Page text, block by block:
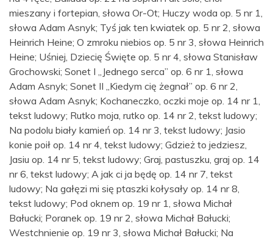
mieszany i fortepian, słowa Or-Ot; Huczy woda op. 5 nr 1,
słowa Adam Asnyk; Tyś jak ten kwiatek op. 5 nr 2, słowa
Heinrich Heine; O zmroku niebios op. 5 nr 3, słowa Heinrich
Heine; Uśniej, Dziecię Święte op. 5 nr 4, słowa Stanisław
Grochowski; Sonet I „Jednego serca” op. 6 nr 1, słowa
Adam Asnyk; Sonet II „Kiedym cię żegnał” op. 6 nr 2,
słowa Adam Asnyk; Kochaneczko, oczki moje op. 14 nr 1,
tekst ludowy; Rutko moja, rutko op. 14 nr 2, tekst ludowy;
Na podolu biały kamień op. 14 nr 3, tekst ludowy; Jasio
konie poił op. 14 nr 4, tekst ludowy; Gdzież to jedziesz,
Jasiu op. 14 nr 5, tekst ludowy; Graj, pastuszku, graj op. 14
nr 6, tekst ludowy; A jak ci ja będę op. 14 nr 7, tekst
ludowy; Na gałęzi mi się ptaszki kołysały op. 14 nr 8,
tekst ludowy; Pod oknem op. 19 nr 1, słowa Michał
Bałucki; Poranek op. 19 nr 2, słowa Michał Bałucki;
Westchnienie op. 19 nr 3, słowa Michał Bałucki; Na